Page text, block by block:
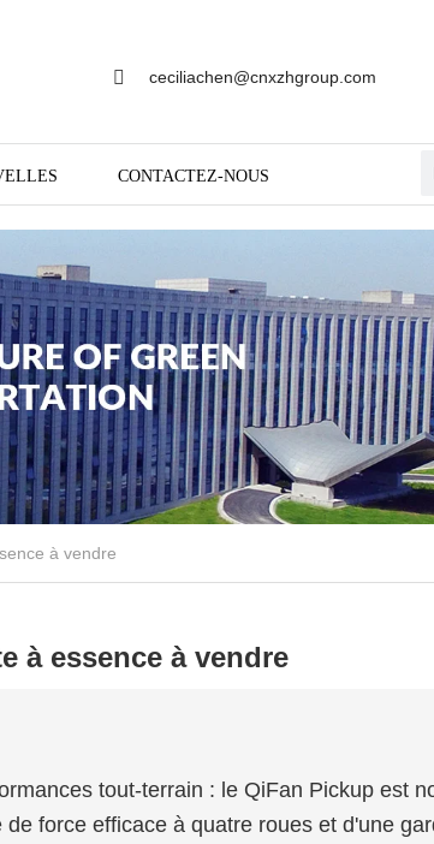
ceciliachen@cnxzhgroup.com
CONTACTEZ-NOUS
à vendre
à essence à vendre
tout-terrain : le QiFan Pickup est
de force efficace à quatre roues et d'une